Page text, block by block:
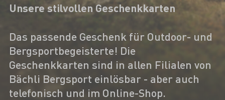
Unsere stilvollen Geschenkkarten
Das passende Geschenk für Outdoor- und
Bergsportbegeisterte! Die
Geschenkkarten sind in allen Filialen von
Bächli Bergsport einlösbar - aber auch
telefonisch und im Online-Shop.